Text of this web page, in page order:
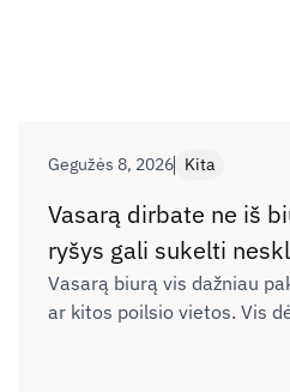
Gegužės 8, 2026 Kita
Vasarą dirbate ne iš
ryšys gali sukelti
Vasarą biurą vis dažniau
ar kitos poilsio vietos. Vis